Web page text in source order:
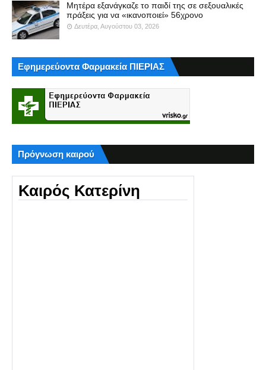
Μητέρα εξανάγκαζε το παιδί της σε σεξουαλικές
πράξεις για να «ικανοποιεί» 56χρονο
Δευτέρα, Αυγούστου 03, 2026
Εφημερεύοντα Φαρμακεία ΠΙΕΡΙΑΣ
Πρόγνωση καιρού
Καιρός Κατερίνη